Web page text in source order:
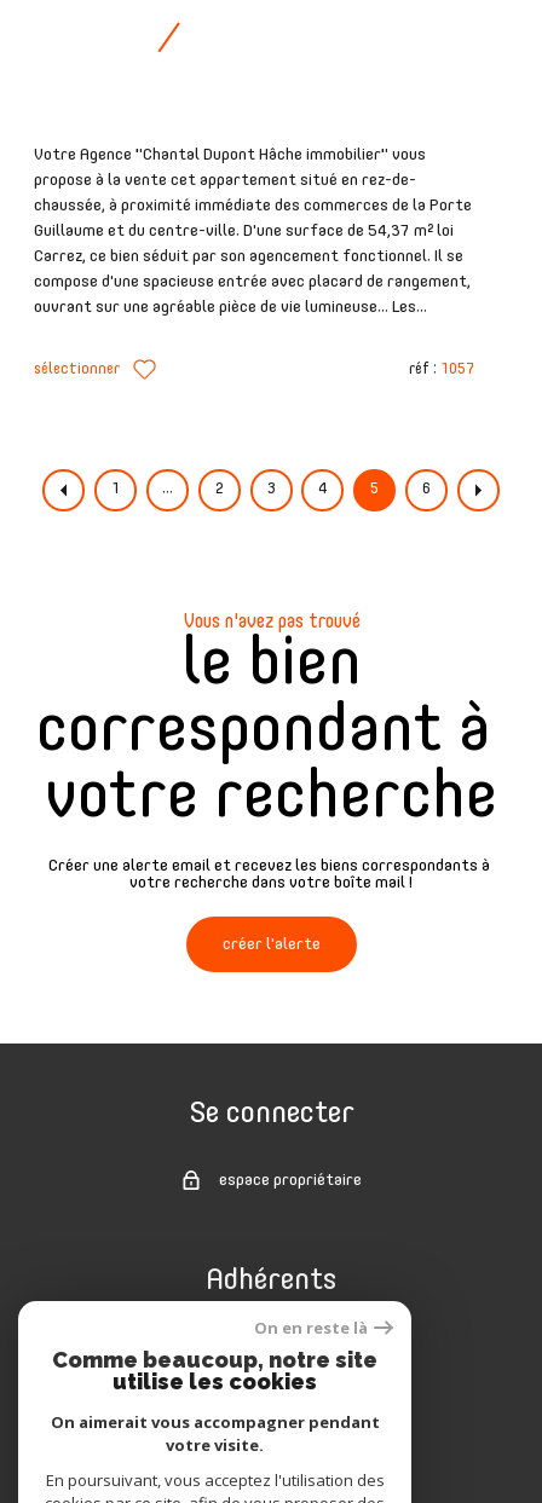
Votre Agence "Chantal Dupont Hâche immobilier" vous
propose à la vente cet appartement situé en rez-de-
chaussée, à proximité immédiate des commerces de la Porte
Guillaume et du centre-ville. D'une surface de 54,37 m² loi
Carrez, ce bien séduit par son agencement fonctionnel. Il se
compose d'une spacieuse entrée avec placard de rangement,
ouvrant sur une agréable pièce de vie lumineuse... Les...
sélectionner réf : 1057
1 ... 2 3 4 5 6
Vous n'avez pas trouvé
le bien
correspondant à
votre recherche
Créer une alerte email et recevez les biens correspondants à
votre recherche dans votre boîte mail !
créer l'alerte
Se connecter
espace propriétaire
Adhérents
On en reste là
Comme beaucoup, notre site
utilise les cookies
On aimerait vous accompagner pendant
votre visite.
En poursuivant, vous acceptez l'utilisation des